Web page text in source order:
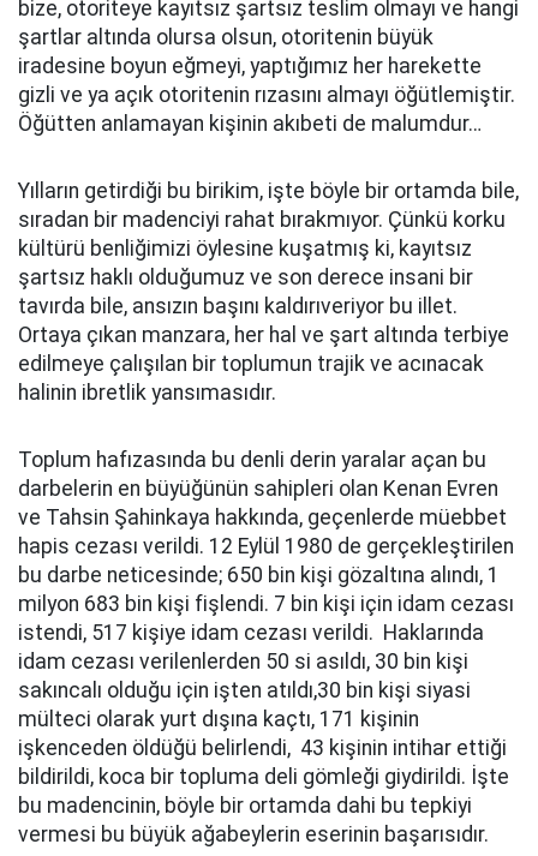
bize, otoriteye kayıtsız şartsız teslim olmayı ve hangi
şartlar altında olursa olsun, otoritenin büyük
iradesine boyun eğmeyi, yaptığımız her harekette
gizli ve ya açık otoritenin rızasını almayı öğütlemiştir.
Öğütten anlamayan kişinin akıbeti de malumdur…
Yılların getirdiği bu birikim, işte böyle bir ortamda bile,
sıradan bir madenciyi rahat bırakmıyor. Çünkü korku
kültürü benliğimizi öylesine kuşatmış ki, kayıtsız
şartsız haklı olduğumuz ve son derece insani bir
tavırda bile, ansızın başını kaldırıveriyor bu illet.
Ortaya çıkan manzara, her hal ve şart altında terbiye
edilmeye çalışılan bir toplumun trajik ve acınacak
halinin ibretlik yansımasıdır.
Toplum hafızasında bu denli derin yaralar açan bu
darbelerin en büyüğünün sahipleri olan Kenan Evren
ve Tahsin Şahinkaya hakkında, geçenlerde müebbet
hapis cezası verildi. 12 Eylül 1980 de gerçekleştirilen
bu darbe neticesinde; 650 bin kişi gözaltına alındı, 1
milyon 683 bin kişi fişlendi. 7 bin kişi için idam cezası
istendi, 517 kişiye idam cezası verildi. Haklarında
idam cezası verilenlerden 50 si asıldı, 30 bin kişi
sakıncalı olduğu için işten atıldı,30 bin kişi siyasi
mülteci olarak yurt dışına kaçtı, 171 kişinin
işkenceden öldüğü belirlendi, 43 kişinin intihar ettiği
bildirildi, koca bir topluma deli gömleği giydirildi. İşte
bu madencinin, böyle bir ortamda dahi bu tepkiyi
vermesi bu büyük ağabeylerin eserinin başarısıdır.